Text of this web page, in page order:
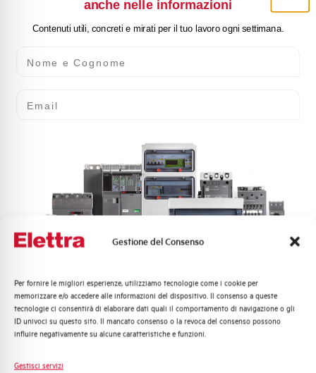
Gestione del Consenso
Per fornire le migliori esperienze, utilizziamo tecnologie come i cookie per
memorizzare e/o accedere alle informazioni del dispositivo. Il consenso a queste
tecnologie ci consentirà di elaborare dati quali il comportamento di navigazione o gli
ID univoci su questo sito. Il mancato consenso o la revoca del consenso possono
influire negativamente su alcune caratteristiche e funzioni.
Gestisci servizi
EXFH3125
Immagine del prodotto vista dal
lato destro
PORTAFUSIBILI
SEZIONABILE AEG
22x58mm 2P 100A
anche nelle informazioni
Contenuti utili, concreti e mirati per il tuo lavoro ogni settimana.
Quali argomenti ti interessano di più?
Distribuzione di Energia
Automazione Industriale
Sistema Quadri